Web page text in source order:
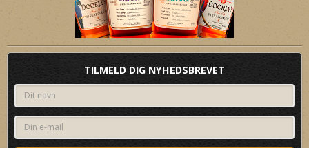
TILMELD DIG NYHEDSBREVET